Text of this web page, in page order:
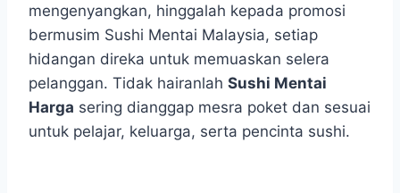
mengenyangkan, hinggalah kepada promosi
bermusim Sushi Mentai Malaysia, setiap
hidangan direka untuk memuaskan selera
pelanggan. Tidak hairanlah Sushi Mentai
Harga sering dianggap mesra poket dan sesuai
untuk pelajar, keluarga, serta pencinta sushi.